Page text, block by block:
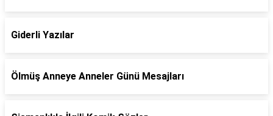
Giderli Yazılar
Ölmüş Anneye Anneler Günü Mesajları